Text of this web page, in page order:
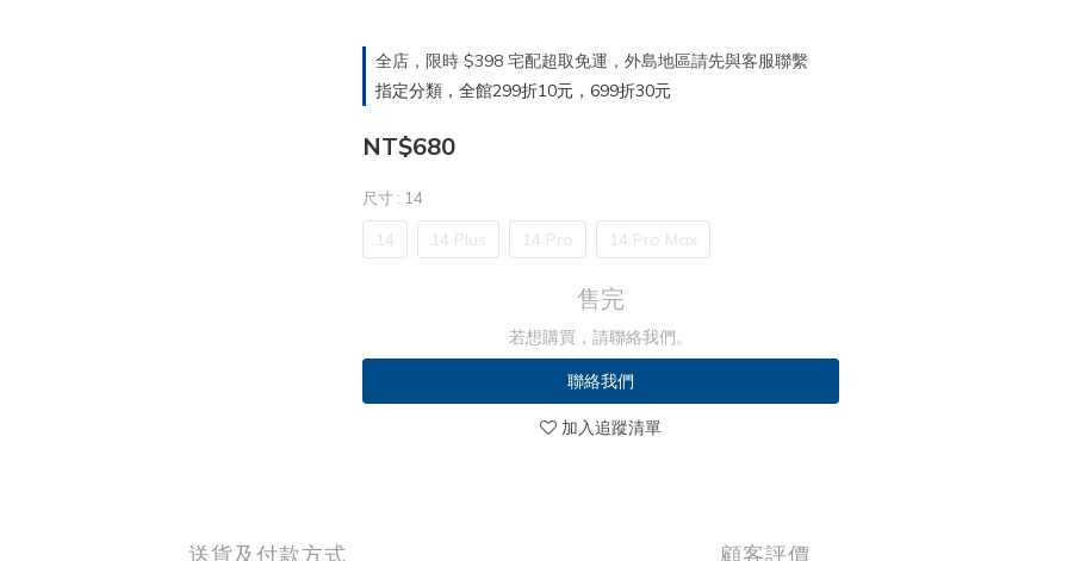
全店，限時 $398 宅配超取免運，外島地區請先與客服聯繫
指定分類，全館299折10元，699折30元
NT$680
尺寸 : 14
14 14 Plus 14 Pro 14 Pro Max
售完
若想購買，請聯絡我們。
聯絡我們
加入追蹤清單
送貨及付款方式 顧客評價